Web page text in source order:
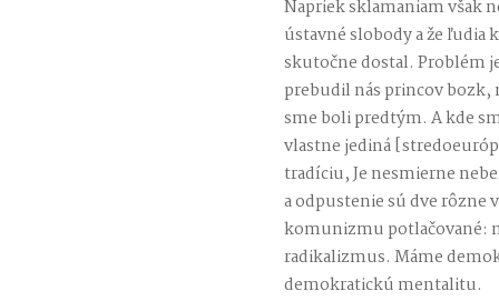
Napriek sklamaniam však
ústavné slobody a že ľudia
skutočne dostal. Problém
prebudil nás princov bozk,
sme boli predtým. A kde
vlastne jediná
tradíciu, Je nesmierne
a odpustenie sú dve rôzne
komunizmu potlačované:
radikalizmus. Máme
demokratickú mentalitu.